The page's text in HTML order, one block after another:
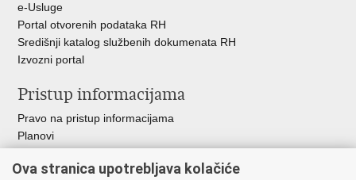
e-Usluge
Portal otvorenih podataka RH
Središnji katalog službenih dokumenata RH
Izvozni portal
Pristup informacijama
Pravo na pristup informacijama
Planovi
Financijski dokumenti
Ova stranica upotrebljava kolačiće